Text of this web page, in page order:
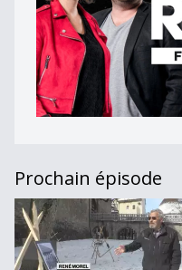
Prochain épisode
Journal du 9 avril 2021